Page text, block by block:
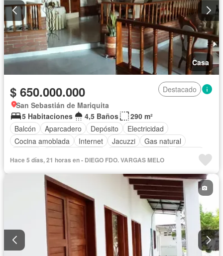
Casa
$ 650.000.000
Destacado
San Sebastián de Mariquita
5 Habitaciones
4,5 Baños
290 m²
Balcón
Aparcadero Depósito
Electricidad
Cocina amoblada
Internet Jacuzzi
Gas natural
Terraza
Agua
Tanque de agua
Patio
Acceso para personas con discapacidad
Jardín Estudio
Hace 5 días, 21 horas en - DIEGO FDO. VARGAS MELO